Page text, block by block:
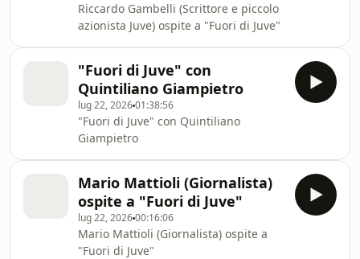
Riccardo Gambelli (Scrittore e piccolo
azionista Juve) ospite a "Fuori di Juve"
"Fuori di Juve" con
Quintiliano Giampietro
lug 22, 202601:38:56
"Fuori di Juve" con Quintiliano
Giampietro
Mario Mattioli (Giornalista)
ospite a "Fuori di Juve"
lug 22, 202600:16:06
Mario Mattioli (Giornalista) ospite a
"Fuori di Juve"